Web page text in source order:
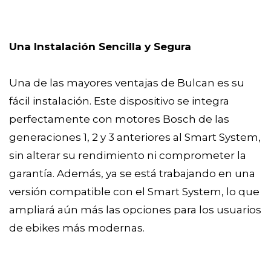
Una Instalación Sencilla y Segura
Una de las mayores ventajas de Bulcan es su
fácil instalación. Este dispositivo se integra
perfectamente con motores Bosch de las
generaciones 1, 2 y 3 anteriores al Smart System,
sin alterar su rendimiento ni comprometer la
garantía. Además, ya se está trabajando en una
versión compatible con el Smart System, lo que
ampliará aún más las opciones para los usuarios
de ebikes más modernas.